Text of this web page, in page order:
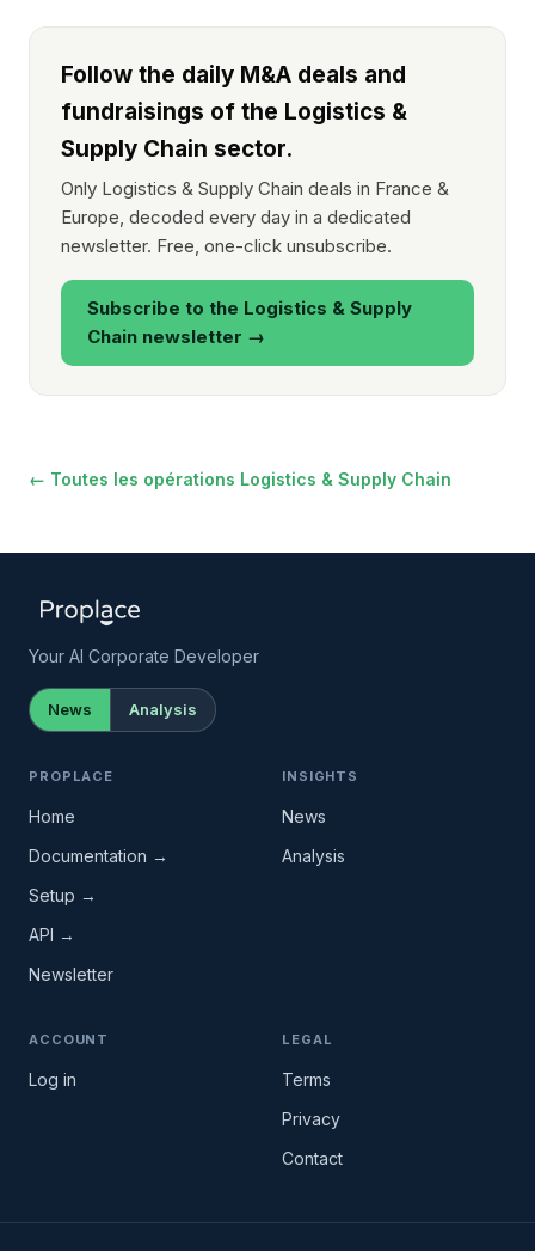
Follow the daily M&A deals and
fundraisings of the Logistics &
Supply Chain sector.
Only Logistics & Supply Chain deals in France &
Europe, decoded every day in a dedicated
newsletter. Free, one-click unsubscribe.
Subscribe to the Logistics & Supply
Chain newsletter →
← Toutes les opérations Logistics & Supply Chain
Your AI Corporate Developer
News Analysis
PROPLACE
Home
Documentation →
Setup →
API →
Newsletter
INSIGHTS
News
Analysis
ACCOUNT
Log in
LEGAL
Terms
Privacy
Contact